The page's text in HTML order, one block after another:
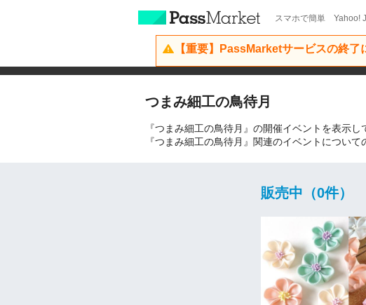
スマホで簡単 Yahoo!
【重要】PassMarketサービスの終了
つまみ細工の鳥待月
『つまみ細工の鳥待月』の開催イベントを表示し
『つまみ細工の鳥待月』関連のイベントについて
販売中（0件）